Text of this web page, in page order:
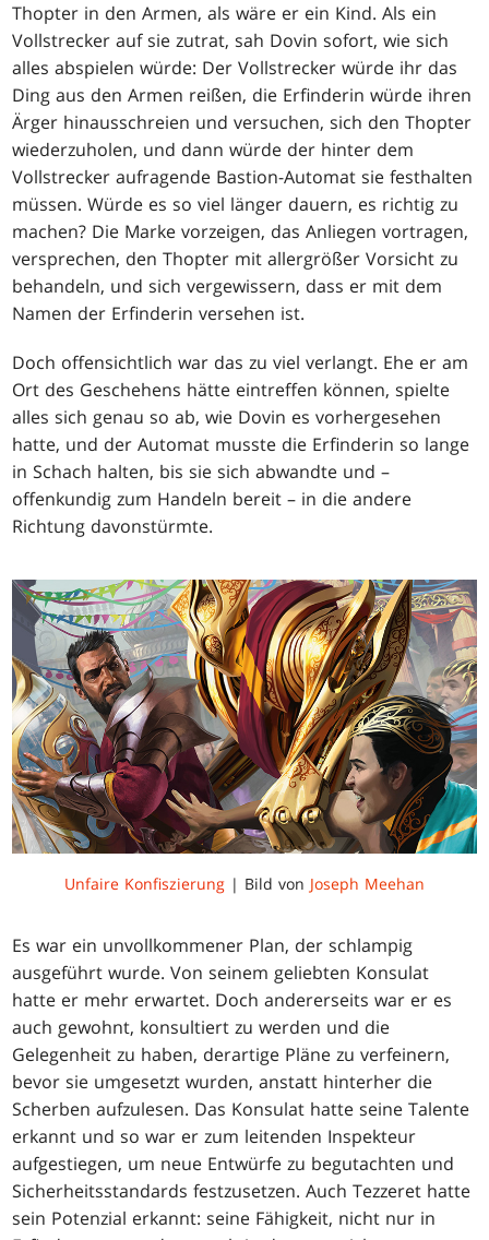
Thopter in den Armen, als wäre er ein Kind. Als ein
Vollstrecker auf sie zutrat, sah Dovin sofort, wie sich
alles abspielen würde: Der Vollstrecker würde ihr das
Ding aus den Armen reißen, die Erfinderin würde ihren
Ärger hinausschreien und versuchen, sich den Thopter
wiederzuholen, und dann würde der hinter dem
Vollstrecker aufragende Bastion-Automat sie festhalten
müssen. Würde es so viel länger dauern, es richtig zu
machen? Die Marke vorzeigen, das Anliegen vortragen,
versprechen, den Thopter mit allergrößer Vorsicht zu
behandeln, und sich vergewissern, dass er mit dem
Namen der Erfinderin versehen ist.
Doch offensichtlich war das zu viel verlangt. Ehe er am
Ort des Geschehens hätte eintreffen können, spielte
alles sich genau so ab, wie Dovin es vorhergesehen
hatte, und der Automat musste die Erfinderin so lange
in Schach halten, bis sie sich abwandte und –
offenkundig zum Handeln bereit – in die andere
Richtung davonstürmte.
Unfaire Konfiszierung | Bild von Joseph Meehan
Es war ein unvollkommener Plan, der schlampig
ausgeführt wurde. Von seinem geliebten Konsulat
hatte er mehr erwartet. Doch andererseits war er es
auch gewohnt, konsultiert zu werden und die
Gelegenheit zu haben, derartige Pläne zu verfeinern,
bevor sie umgesetzt wurden, anstatt hinterher die
Scherben aufzulesen. Das Konsulat hatte seine Talente
erkannt und so war er zum leitenden Inspekteur
aufgestiegen, um neue Entwürfe zu begutachten und
Sicherheitsstandards festzusetzen. Auch Tezzeret hatte
sein Potenzial erkannt: seine Fähigkeit, nicht nur in